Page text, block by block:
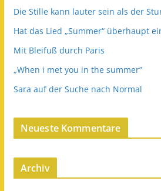
Die Stille kann lauter sein als der
Hat das Lied „Summer“ überhaupt
Mit Bleifuß durch Paris
„When i met you in the summer”
Sara auf der Suche nach Normal
Neueste Kommentare
Archiv